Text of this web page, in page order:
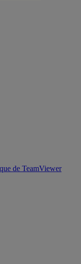
de TeamViewer